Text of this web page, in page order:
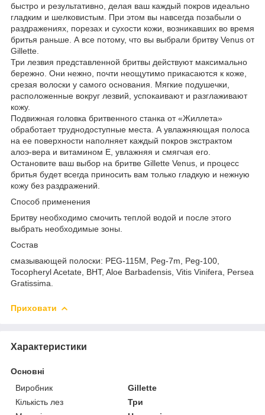
быстро и результативно, делая ваш каждый покров идеально
гладким и шелковистым. При этом вы навсегда позабыли о
раздражениях, порезах и сухости кожи, возникавших во время
бритья раньше. А все потому, что вы выбрали бритву Venus от
Gillette.
Три лезвия представленной бритвы действуют максимально
бережно. Они нежно, почти неощутимо прикасаются к коже,
срезая волоски у самого основания. Мягкие подушечки,
расположенные вокруг лезвий, успокаивают и разглаживают
кожу.
Подвижная головка бритвенного станка от «Жиллета»
обработает труднодоступные места. А увлажняющая полоса
на ее поверхности наполняет каждый покров экстрактом
алоэ-вера и витамином Е, увлажняя и смягчая его.
Остановите ваш выбор на бритве Gillette Venus, и процесс
бритья будет всегда приносить вам только гладкую и нежную
кожу без раздражений.
Способ применения
Бритву необходимо смочить теплой водой и после этого
выбрать необходимые зоны.
Состав
смазывающей полоски: PEG-115M, Peg-7m, Peg-100,
Tocopheryl Acetate, BHT, Aloe Barbadensis, Vitis Vinifera, Persea
Gratissima.
Приховати
Характеристики
Основні
Виробник
Gillette
Кількість лез
Три